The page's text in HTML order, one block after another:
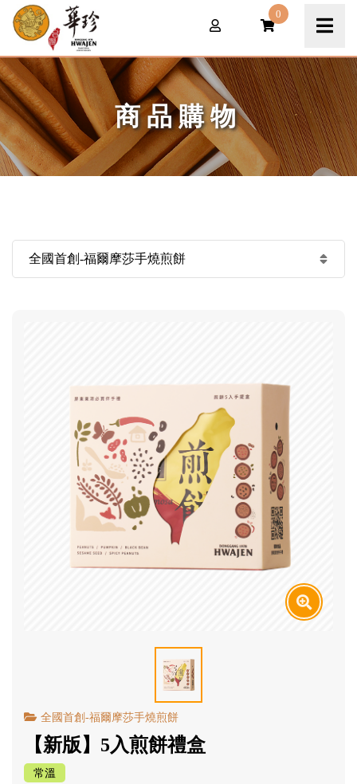
0
商品購物
全國首創-福爾摩莎手燒煎餅
全國首創-福爾摩莎手燒煎餅
【新版】5入煎餅禮盒
常溫